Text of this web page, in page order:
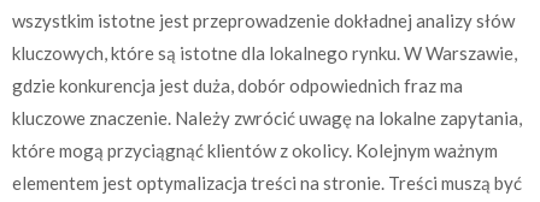
wszystkim istotne jest przeprowadzenie dokładnej analizy słów
kluczowych, które są istotne dla lokalnego rynku. W Warszawie,
gdzie konkurencja jest duża, dobór odpowiednich fraz ma
kluczowe znaczenie. Należy zwrócić uwagę na lokalne zapytania,
które mogą przyciągnąć klientów z okolicy. Kolejnym ważnym
elementem jest optymalizacja treści na stronie. Treści muszą być